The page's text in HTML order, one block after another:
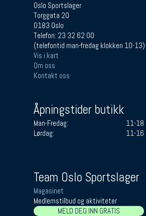
Oslo Sportslager
Torggata 20
0183 Oslo
Telefon: 23 32 62 00
(telefontid man-fredag klokken 10-13)
Vis i kart
Om oss
Kontakt oss
Åpningstider butikk
Man-Fredag:
11-18
Lørdag:
11-16
Team Oslo Sportslager
Magasinet
Medlemstilbud og aktiviteter
MELD DEG INN GRATIS